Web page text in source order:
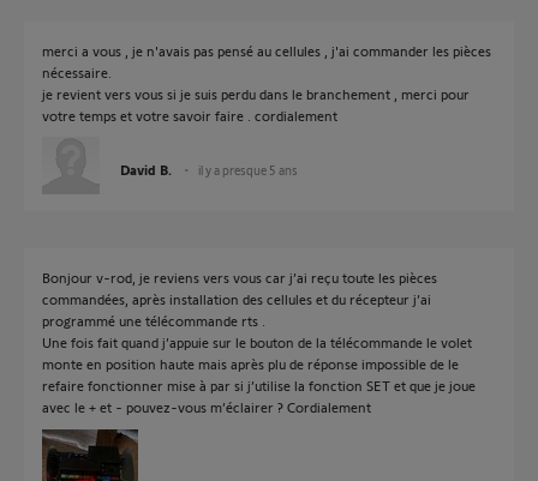
merci a vous , je n'avais pas pensé au cellules , j'ai commander les pièces
nécessaire.
je revient vers vous si je suis perdu dans le branchement , merci pour
votre temps et votre savoir faire . cordialement
David B. il y a presque 5 ans
Bonjour v-rod, je reviens vers vous car j’ai reçu toute les pièces
commandées, après installation des cellules et du récepteur j’ai
programmé une télécommande rts .
Une fois fait quand j’appuie sur le bouton de la télécommande le volet
monte en position haute mais après plu de réponse impossible de le
refaire fonctionner mise à par si j’utilise la fonction SET et que je joue
avec le + et - pouvez-vous m’éclairer ? Cordialement